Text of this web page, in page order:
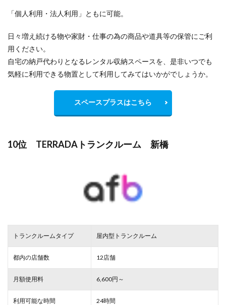
「個人利用・法人利用」ともに可能。
日々増え続ける物や家財・仕事の為の商品や道具等の保管にご利
用ください。
自宅の納戸代わりとなるレンタル収納スペースを、是非いつでも
気軽に利用できる物置として利用してみてはいかがでしょうか。
スペースプラスはこちら
10位 TERRADAトランクルーム 新橋
トランクルームタイプ 屋内型トランクルーム
都内の店舗数 12店舗
月額使用料 6,600円～
利用可能な時間 24時間